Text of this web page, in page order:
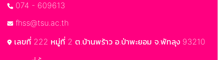
074 - 609613
fhss@tsu.ac.th
เลขที่ 222 หมู่ที่ 2 ต.บ้านพร้าว อ.ป่าพะยอม จ.พัทลุง 93210